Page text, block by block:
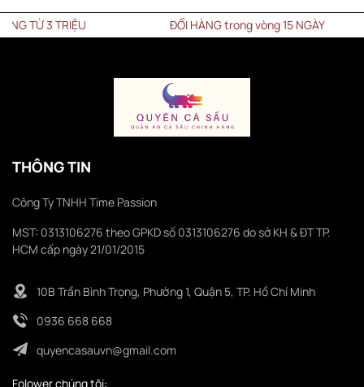
3 TRIỆU ĐỔI HÀNG trong vòng 15 NGÀY
THÔNG TIN
Công Ty TNHH Time Passion
MST: 0313106276 theo GPKD số 0313106276 do sở KH & ĐT TP.
HCM cấp ngày 21/01/2015
10B Trần Bình Trọng, Phường 1, Quận 5, TP. Hồ Chí Minh
0936 668 668
quyencasauvn@gmail.com
Folower chúng tôi: